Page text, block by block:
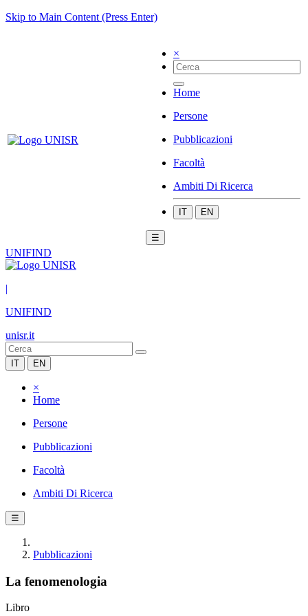
Skip to Main Content (Press Enter)
×
Home
Persone
Pubblicazioni
Facoltà
Ambiti Di Ricerca
IT EN
☰
UNIFIND
|
UNIFIND
unisr.it
IT EN
×
Home
Persone
Pubblicazioni
Facoltà
Ambiti Di Ricerca
☰
Pubblicazioni
La fenomenologia
Libro